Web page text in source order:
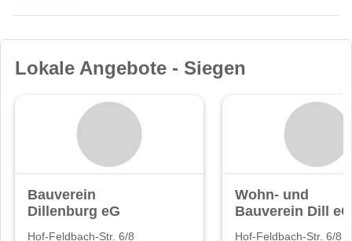
Lokale Angebote - Siegen
Bauverein
Dillenburg eG
Hof-Feldbach-Str. 6/8
Wohn- und
Bauverein Dill eG
Hof-Feldbach-Str. 6/8